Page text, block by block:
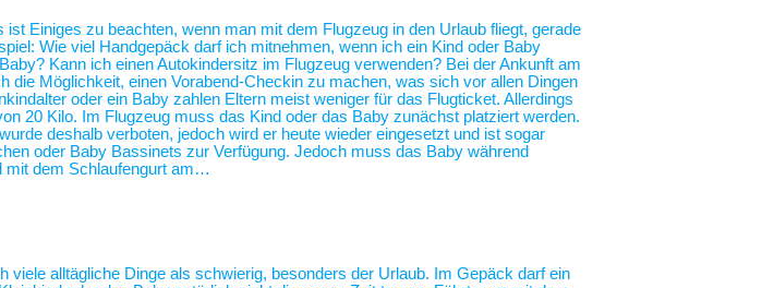
Einiges zu beachten, wenn man mit dem Flugzeug in den Urlaub fliegt, gerade
Wie viel Handgepäck darf ich mitnehmen, wenn ich ein Kind oder Baby
Kann ich einen Autokindersitz im Flugzeug verwenden? Bei der Ankunft am
Möglichkeit, einen Vorabend-Checkin zu machen, was sich vor allen Dingen
oder ein Baby zahlen Eltern meist weniger für das Flugticket. Allerdings
20 Kilo. Im Flugzeug muss das Kind oder das Baby zunächst platziert werden.
deshalb verboten, jedoch wird er heute wieder eingesetzt und ist sogar
oder Baby Bassinets zur Verfügung. Jedoch muss das Baby während
mit dem Schlaufengurt am…
viele alltägliche Dinge als schwierig, besonders der Urlaub. Im Gepäck darf ein